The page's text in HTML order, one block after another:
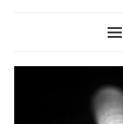
magareće
klupe